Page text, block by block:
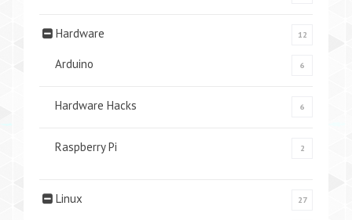
Hardware 12
Arduino 6
Hardware Hacks 6
Raspberry Pi 2
Linux 27